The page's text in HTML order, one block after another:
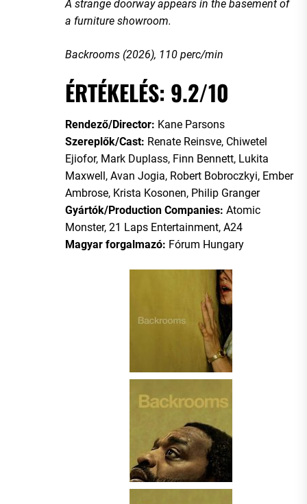
A strange doorway appears in the basement of
a furniture showroom.
Backrooms (2026), 110 perc/min
ÉRTÉKELÉS: 9.2/10
Rendező/Director: Kane Parsons
Szereplők/Cast: Renate Reinsve, Chiwetel
Ejiofor, Mark Duplass, Finn Bennett, Lukita
Maxwell, Avan Jogia, Robert Bobroczkyi, Ember
Ambrose, Krista Kosonen, Philip Granger
Gyártók/Production Companies: Atomic
Monster, 21 Laps Entertainment, A24
Magyar forgalmazó: Fórum Hungary